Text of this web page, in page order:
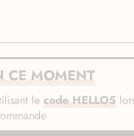
CE MOMENT
le code HELLO5